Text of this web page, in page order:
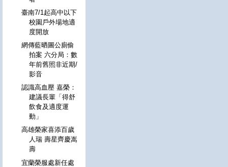
臺南7/1起高中以下
校園戶外場地適
度開放
網傳藍晒圖公廁偷
拍案 六分局：數
年前舊照非近期/
影音
認識高血壓 嘉榮：
建議長輩「得舒
飲食及適度運
動」
高雄榮家喜添百歲
人瑞 壽星齊慶嵩
壽
宜蘭榮服處新任處